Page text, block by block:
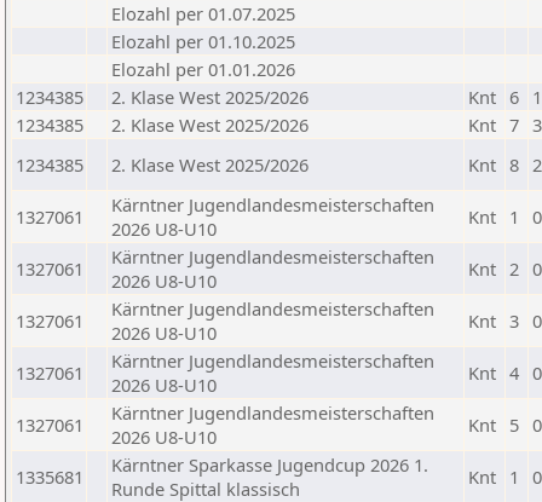
Elozahl per 01.07.2025
Elozahl per 01.10.2025
Elozahl per 01.01.2026
1234385
2. Klase West 2025/2026 Knt 6
1234385
2. Klase West 2025/2026 Knt 7
1234385
2. Klase West 2025/2026 Knt 8
1327061
Kärntner Jugendlandesmeisterschaften
2026 U8-U10
Knt 1
1327061
Kärntner Jugendlandesmeisterschaften
2026 U8-U10
Knt 2
1327061
Kärntner Jugendlandesmeisterschaften
2026 U8-U10
Knt 3
1327061
Kärntner Jugendlandesmeisterschaften
2026 U8-U10
Knt 4
1327061
Kärntner Jugendlandesmeisterschaften
2026 U8-U10
Knt 5
1335681
Kärntner Sparkasse Jugendcup 2026 1.
Runde Spittal klassisch
Knt 1